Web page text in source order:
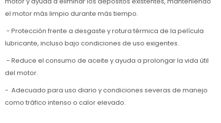
el motor más limpio durante más tiempo.
- Protección frente a desgaste y rotura térmica de la película
lubricante, incluso bajo condiciones de uso exigentes.
- Reduce el consumo de aceite y ayuda a prolongar la vida útil
del motor.
- Adecuado para uso diario y condiciones severas de manejo
como tráfico intenso o calor elevado.